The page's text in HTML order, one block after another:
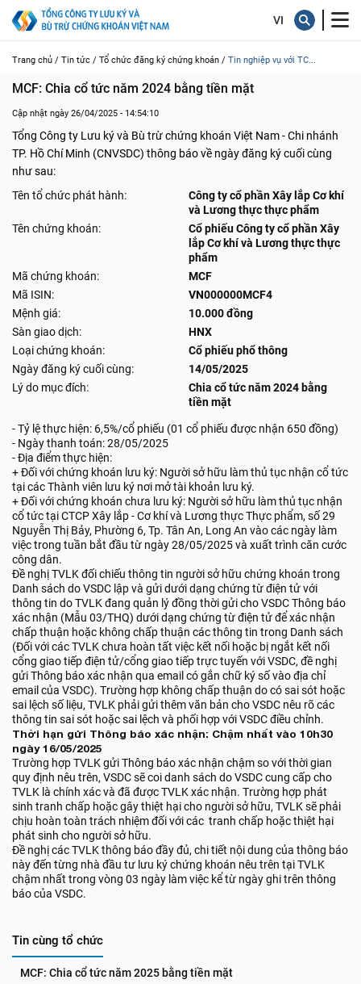
Trang chủ / Tin tức / Tổ chức đăng ký chứng khoán / Tin nghiệp vụ với TC...
MCF: Chia cổ tức năm 2024 bằng tiền mặt
Cập nhật ngày 26/04/2025 - 14:54:10
Tổng Công ty Lưu ký và Bù trừ chứng khoán Việt Nam - Chi nhánh
TP. Hồ Chí Minh (CNVSDC) thông báo về ngày đăng ký cuối cùng
như sau:
Tên tổ chức phát hành:
Công ty cổ phần Xây lắp Cơ khí
và Lương thực thực phẩm
Tên chứng khoán:
Cổ phiếu Công ty cổ phần Xây
lắp Cơ khí và Lương thực thực
phẩm
Mã chứng khoán:
MCF
Mã ISIN:
VN000000MCF4
Mệnh giá:
10.000 đồng
Sàn giao dịch:
HNX
Loại chứng khoán:
Cổ phiếu phổ thông
Ngày đăng ký cuối cùng:
14/05/2025
Lý do mục đích:
Chia cổ tức năm 2024 bằng
tiền mặt
- Tỷ lệ thực hiện: 6,5%/cổ phiếu (01 cổ phiếu được nhận 650 đồng)
- Ngày thanh toán: 28/05/2025
- Địa điểm thực hiện:
+ Đối với chứng khoán lưu ký: Người sở hữu làm thủ tục nhận cổ tức
tại các Thành viên lưu ký nơi mở tài khoản lưu ký.
+ Đối với chứng khoán chưa lưu ký: Người sở hữu làm thủ tục nhận
cổ tức tại CTCP Xây lắp - Cơ khí và Lương thực Thực phẩm, số 29
Nguyễn Thị Bảy, Phường 6, Tp. Tân An, Long An vào các ngày làm
việc trong tuần bắt đầu từ ngày 28/05/2025 và xuất trình căn cước
công dân.
Đề nghị TVLK đối chiếu thông tin người sở hữu chứng khoán trong
Danh sách do VSDC lập và gửi dưới dạng chứng từ điện tử với
thông tin do TVLK đang quản lý đồng thời gửi cho VSDC Thông báo
xác nhận (Mẫu 03/THQ) dưới dạng chứng từ điện tử để xác nhận
chấp thuận hoặc không chấp thuận các thông tin trong Danh sách
(Đối với các TVLK chưa hoàn tất việc kết nối hoặc bị ngắt kết nối
cổng giao tiếp điện tử/cổng giao tiếp trực tuyến với VSDC, đề nghị
gửi Thông báo xác nhận qua email có gắn chữ ký số vào địa chỉ
email của VSDC). Trường hợp không chấp thuận do có sai sót hoặc
sai lệch số liệu, TVLK phải gửi thêm văn bản cho VSDC nêu rõ các
thông tin sai sót hoặc sai lệch và phối hợp với VSDC điều chỉnh.
Thời hạn gửi Thông báo xác nhận: Chậm nhất vào 10h30
ngày 16/05/2025
Trường hợp TVLK gửi Thông báo xác nhận chậm so với thời gian
quy định nêu trên, VSDC sẽ coi danh sách do VSDC cung cấp cho
TVLK là chính xác và đã được TVLK xác nhận. Trường hợp phát
sinh tranh chấp hoặc gây thiệt hại cho người sở hữu, TVLK sẽ phải
chịu hoàn toàn trách nhiệm đối với các tranh chấp hoặc thiệt hại
phát sinh cho người sở hữu.
Đề nghị các TVLK thông báo đầy đủ, chi tiết nội dung của thông báo
này đến từng nhà đầu tư lưu ký chứng khoán nêu trên tại TVLK
chậm nhất trong vòng 03 ngày làm việc kể từ ngày ghi trên thông
báo của VSDC.
Tin cùng tổ chức
MCF: Chia cổ tức năm 2025 bằng tiền mặt